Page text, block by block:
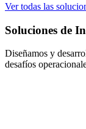
Ver todas las
Soluciones de
Diseñamos y
desafíos